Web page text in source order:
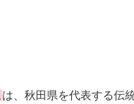
は、秋田県を代表する伝